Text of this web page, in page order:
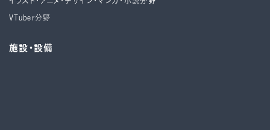
VTuber分野
施設・設備